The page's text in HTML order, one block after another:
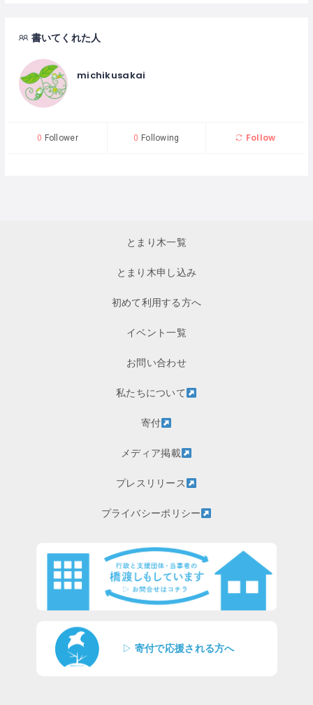
書いてくれた人
michikusakai
0 Follower 0 Following Follow
とまり木一覧
とまり木申し込み
初めて利用する方へ
イベント一覧
お問い合わせ
私たちについて
寄付
メディア掲載
プレスリリース
プライバシーポリシー
▷ 寄付で応援される方へ